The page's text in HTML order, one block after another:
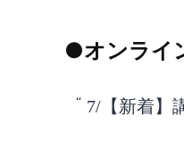
●オンライ
7/【新着】